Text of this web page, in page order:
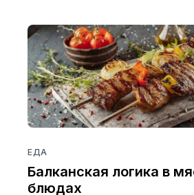
ЕДА
Балканская логика в
блюдах